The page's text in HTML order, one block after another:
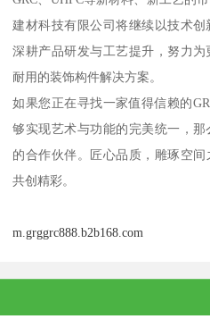
建材科技有限公司将继续以技术创
深耕产品研发与工艺提升，努力为
耐用的装饰构件解决方案。
如果您正在寻找一家值得信赖的
够实现艺术与功能的完美统一，
的合作伙伴。匠心品质，雕琢空
共创精彩。
m.grggrc888.b2b168.com